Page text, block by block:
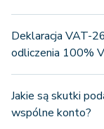
Deklaracja VAT-
odliczenia 100%
Jakie są skutki
wspólne konto?